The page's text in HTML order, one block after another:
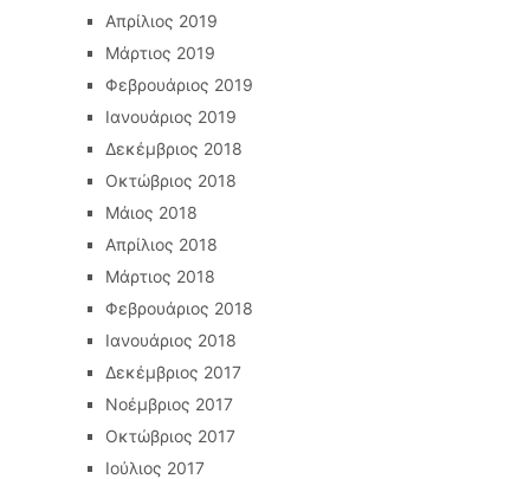
Απρίλιος 2019
Μάρτιος 2019
Φεβρουάριος 2019
Ιανουάριος 2019
Δεκέμβριος 2018
Οκτώβριος 2018
Μάιος 2018
Απρίλιος 2018
Μάρτιος 2018
Φεβρουάριος 2018
Ιανουάριος 2018
Δεκέμβριος 2017
Νοέμβριος 2017
Οκτώβριος 2017
Ιούλιος 2017